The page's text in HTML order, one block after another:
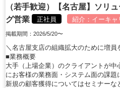
（若手歓迎）【名古屋】ソリ
グ営業
正社員 紹介： イーキャ
掲載期間：2026/5/20〜
＼名古屋支店の組織拡大のために増員
■業務概要
大手（上場企業）のクライアントが
にお客様の業務面・システム面の課題
新規の顧客獲得についてはセミナー